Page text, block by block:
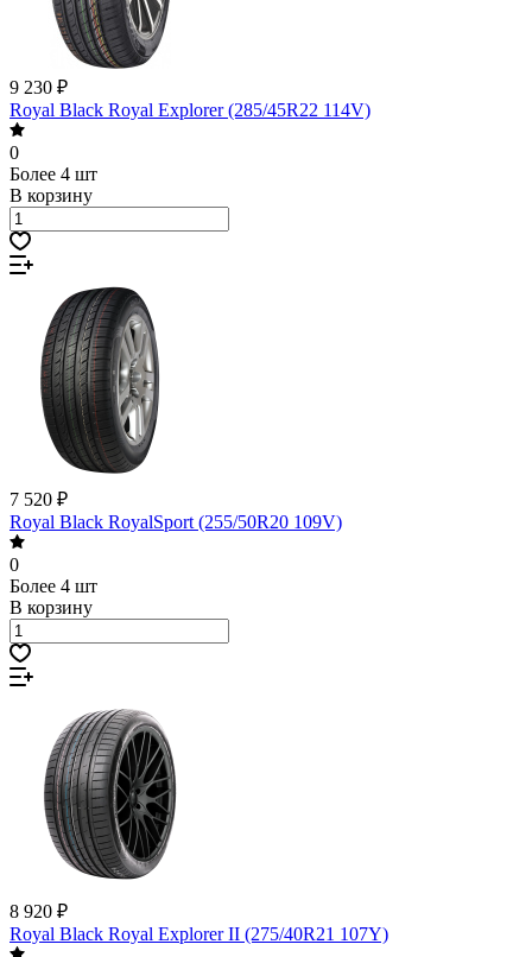
9 230 ₽
Royal Black Royal Explorer (285/45R22 114V)
0
Более 4 шт
В корзину
7 520 ₽
Royal Black RoyalSport (255/50R20 109V)
0
Более 4 шт
В корзину
8 920 ₽
Royal Black Royal Explorer II (275/40R21 107Y)